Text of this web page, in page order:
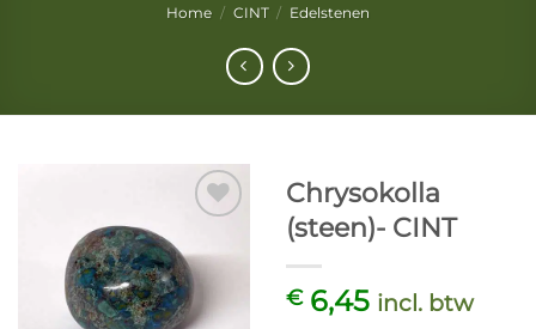
Home / CINT / Edelstenen
Chrysokolla
(steen)- CINT
€6,45 incl. btw